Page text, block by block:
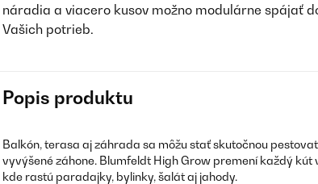
náradia a viacero kusov možno modulárne spájať
Vašich potrieb.
Popis produktu
Balkón, terasa aj záhrada sa môžu stať skutočnou
vyvýšené záhone. Blumfeldt High Grow premení každý kút
kde rastú paradajky, bylinky, šalát aj jahody.